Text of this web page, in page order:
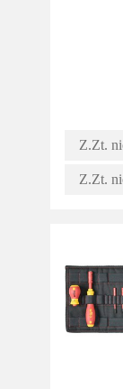
Z.Zt.
Z.Zt.